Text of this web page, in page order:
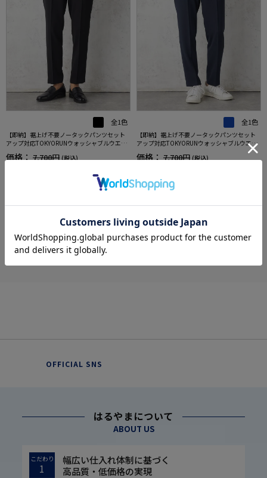
全1色
【即納】裾上げ不要ノータックパンツセット
アップ対応TOKYORUNウォッシャブルウエス
トシャーリングブレスエフェクト生地ストレ
ッチ春夏
価格：7,700円 (税込)
★2点目10%OFF/3点目以降20%
OFF対象
全1色
【即納】裾上げ不要ノータックパンツセット
アップ対応TOKYORUNウォッシャブルウエス
トシャーリングブレスエフェクト生地ストレ
ッチ春夏
価格：7,700円 (税込)
WEB価格： 5,000円
OFF対象
more
OFFICIAL SNS
はるやまについて
ABOUT US
こだわり
1
幅広い仕入れ体制に基づく
高品質・低価格の実現